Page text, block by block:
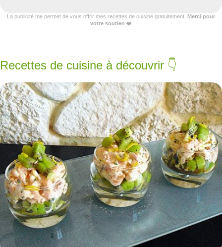
La publicité me permet de vous offrir mes recettes de cuisine gratuitement. Merci pour
votre soutien ❤️
Recettes de cuisine à découvrir 👇